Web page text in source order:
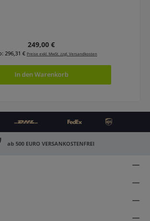
Regulärer Preis:
249,00 €
296,31 € Preise exkl. MwSt. zzgl. Versandkosten
In den Warenkorb
ab 500 EURO VERSANKOSTENFREI